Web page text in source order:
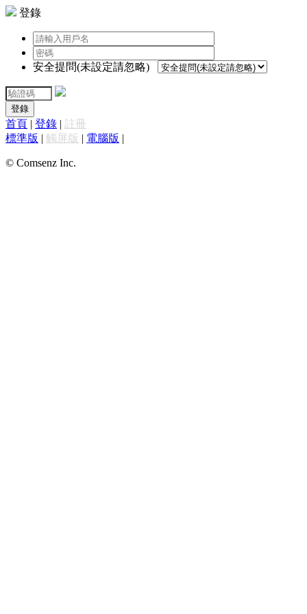
登錄
安全提問(未設定請忽略)
登錄
首頁 | 登錄 | 註冊
標準版 | 觸屏版 | 電腦版 |
© Comsenz Inc.